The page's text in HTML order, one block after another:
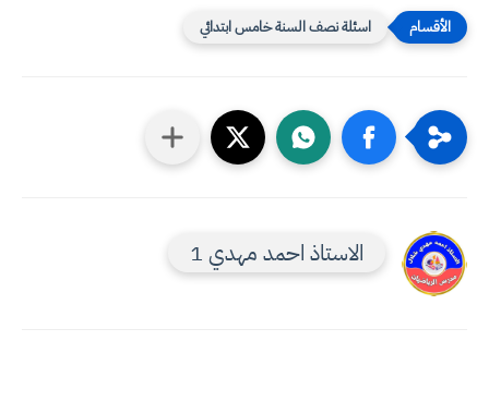
اسئلة نصف السنة خامس ابتدائي
الاستاذ احمد مهدي 1